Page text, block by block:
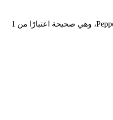
البيانات خاصة بمجموعة Pepperstone، وهي صحيحة اعتبارًا من 1